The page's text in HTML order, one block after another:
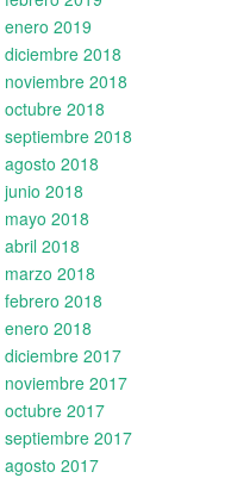
enero 2019
diciembre 2018
noviembre 2018
octubre 2018
septiembre 2018
agosto 2018
junio 2018
mayo 2018
abril 2018
marzo 2018
febrero 2018
enero 2018
diciembre 2017
noviembre 2017
octubre 2017
septiembre 2017
agosto 2017